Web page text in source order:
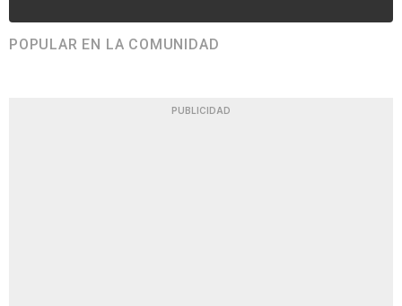
POPULAR EN LA COMUNIDAD
PUBLICIDAD